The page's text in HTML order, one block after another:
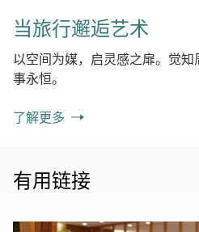
当旅行邂逅艺术
以空间为媒，启灵感之扉。觉
事永恒。
了解更多
有用链接